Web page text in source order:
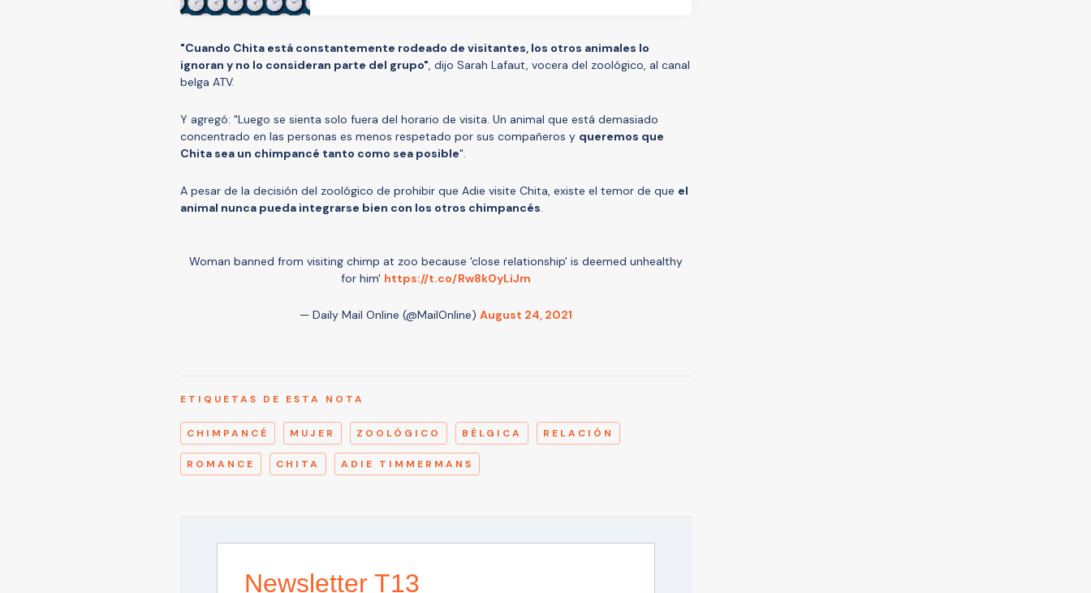
"Cuando Chita está constantemente rodeado de visitantes, los otros animales lo
ignoran y no lo consideran parte del grupo", dijo Sarah Lafaut, vocera del zoológico, al canal
belga ATV.
Y agregó: "Luego se sienta solo fuera del horario de visita. Un animal que está demasiado
concentrado en las personas es menos respetado por sus compañeros y queremos que
Chita sea un chimpancé tanto como sea posible".
A pesar de la decisión del zoológico de prohibir que Adie visite Chita, existe el temor de que el
animal nunca pueda integrarse bien con los otros chimpancés.
Woman banned from visiting chimp at zoo because 'close relationship' is deemed unhealthy
for him' https://t.co/Rw8k0yLiJm
— Daily Mail Online (@MailOnline) August 24, 2021
ETIQUETAS DE ESTA NOTA
CHIMPANCÉ MUJER ZOOLÓGICO BÉLGICA RELACIÓN
ROMANCE CHITA ADIE TIMMERMANS
Newsletter T13